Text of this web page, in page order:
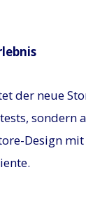
der neue
Design